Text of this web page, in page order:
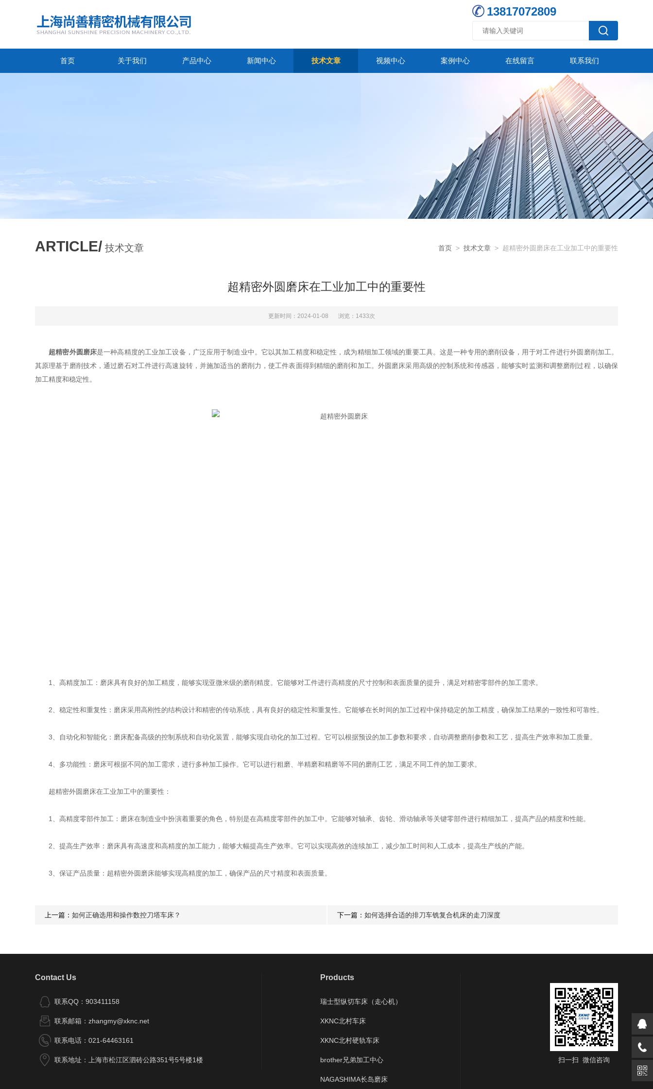
13817072809
首页 关于我们 产品中心 新闻中心 技术文章 视频中心 案例中心 在线留言 联系我们
ARTICLE/ 技术文章 首页 > 技术文章 > 超精密外圆磨床在工业加工中的重要性
超精密外圆磨床在工业加工中的重要性
更新时间：2024-01-08 浏览：1433次
超精密外圆磨床是一种高精度的工业加工设备，广泛应用于制造业中。它以其加工精度和稳定性，成为精细加工领域的重要工具。这是一种专用的磨削设备，用于对工件进行外圆磨削加工。
其原理基于磨削技术，通过磨石对工件进行高速旋转，并施加适当的磨削力，使工件表面得到精细的磨削和加工。外圆磨床采用高级的控制系统和传感器，能够实时监测和调整磨削过程，以确保
加工精度和稳定性。
1、高精度加工：磨床具有良好的加工精度，能够实现亚微米级的磨削精度。它能够对工件进行高精度的尺寸控制和表面质量的提升，满足对精密零部件的加工需求。
2、稳定性和重复性：磨床采用高刚性的结构设计和精密的传动系统，具有良好的稳定性和重复性。它能够在长时间的加工过程中保持稳定的加工精度，确保加工结果的一致性和可靠性。
3、自动化和智能化：磨床配备高级的控制系统和自动化装置，能够实现自动化的加工过程。它可以根据预设的加工参数和要求，自动调整磨削参数和工艺，提高生产效率和加工质量。
4、多功能性：磨床可根据不同的加工需求，进行多种加工操作。它可以进行粗磨、半精磨和精磨等不同的磨削工艺，满足不同工件的加工要求。
超精密外圆磨床在工业加工中的重要性：
1、高精度零部件加工：磨床在制造业中扮演着重要的角色，特别是在高精度零部件的加工中。它能够对轴承、齿轮、滑动轴承等关键零部件进行精细加工，提高产品的精度和性能。
2、提高生产效率：磨床具有高速度和高精度的加工能力，能够大幅提高生产效率。它可以实现高效的连续加工，减少加工时间和人工成本，提高生产线的产能。
3、保证产品质量：超精密外圆磨床能够实现高精度的加工，确保产品的尺寸精度和表面质量。
上一篇： 如何正确选用和操作数控刀塔车床？ 下一篇： 如何选择合适的排刀车铣复合机床的走刀深度
Contact Us
联系QQ：903411158
联系邮箱：zhangmy@xknc.net
联系电话：021-64463161
联系地址：上海市松江区泗砖公路351号5号楼1楼
Products
瑞士型纵切车床（走心机）
XKNC北村车床
XKNC北村硬轨车床
brother兄弟加工中心
NAGASHIMA长岛磨床
扫一扫 微信咨询